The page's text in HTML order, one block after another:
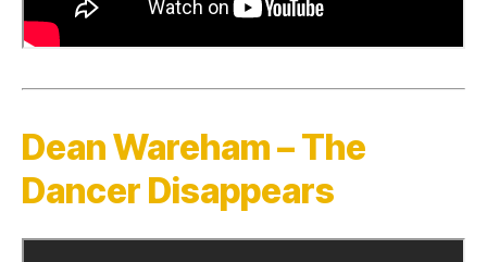
Dean Wareham – The
Dancer Disappears